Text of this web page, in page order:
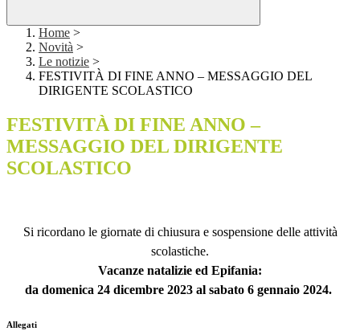
Home >
Novità >
Le notizie >
FESTIVITÀ DI FINE ANNO – MESSAGGIO DEL
DIRIGENTE SCOLASTICO
FESTIVITÀ DI FINE ANNO –
MESSAGGIO DEL DIRIGENTE
SCOLASTICO
Si ricordano le giornate di chiusura e sospensione delle attività
scolastiche.
Vacanze natalizie ed Epifania:
da domenica 24 dicembre 2023 al sabato 6 gennaio 2024.
Allegati